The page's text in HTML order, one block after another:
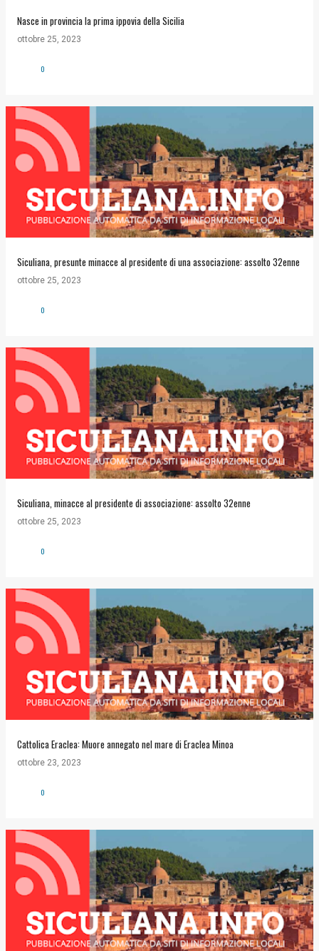
Nasce in provincia la prima ippovia della Sicilia
ottobre 25, 2023
0
Siculiana, presunte minacce al presidente di una associazione: assolto 32enne
ottobre 25, 2023
0
Siculiana, minacce al presidente di associazione: assolto 32enne
ottobre 25, 2023
0
Cattolica Eraclea: Muore annegato nel mare di Eraclea Minoa
ottobre 23, 2023
0